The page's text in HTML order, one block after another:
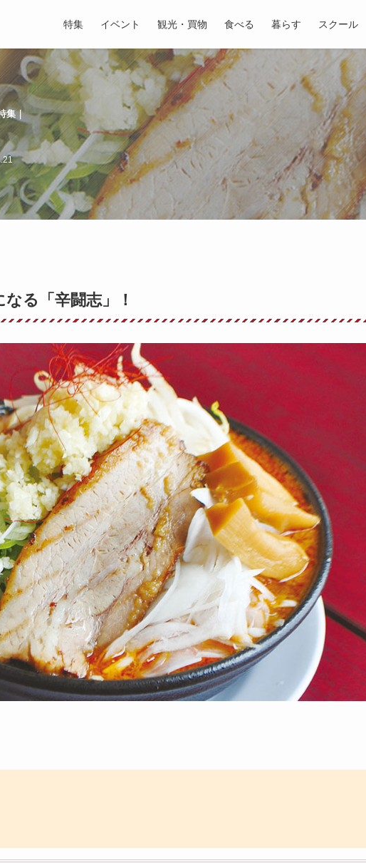
特集 イベント 観光・買物 食べる 暮らす スクール
集｜
る「辛闘志」！